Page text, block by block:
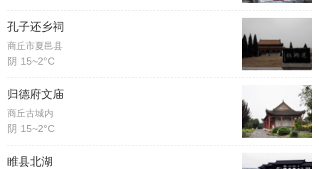
孔子还乡祠
商丘市夏邑县
阴 15~2°C
归德府文庙
商丘古城内
阴 15~2°C
睢县北湖